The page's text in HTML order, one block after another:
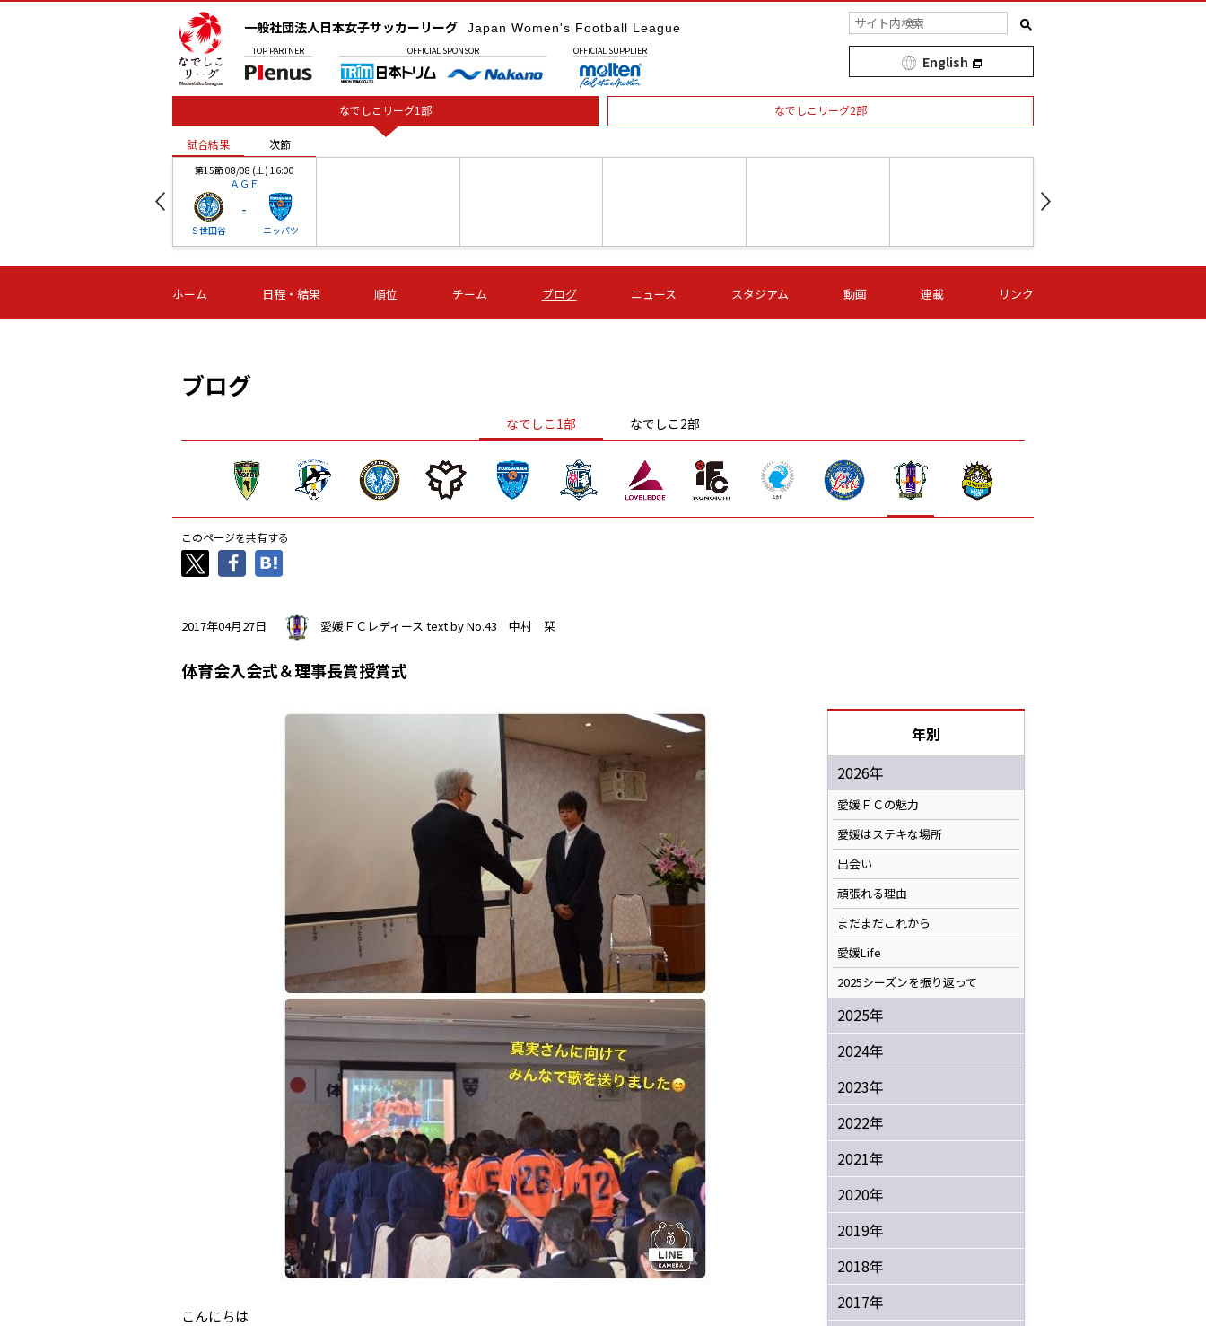
一般社団法人日本女子サッカーリーグ Japan Women's Football League
TOP PARTNER OFFICIAL SPONSOR OFFICIAL SUPPLIER
English
なでしこリーグ1部 なでしこリーグ2部
試合結果 次節
第15節 08/08 (土) 16:00
ＡＧＦ
Ｓ世田谷
-
ニッパツ
-
第16節 09/05 (土) 15:00
ニッパツ
-
第16節 09/05 (土) 15:00
石人の星
-
第16節 09/05 (土) 16:00
ＡＧＦ
-
いちご
-
第16節 09/06 (日) 15:00
-
第16節 09/06 (日) 15:00
- -
試合結果 次節
ホーム 日程・結果 順位 チーム ブログ ニュース スタジアム 動画 連載 リンク
ブログ
なでしこ1部 なでしこ2部
このページを共有する
2017年04月27日 愛媛ＦＣレディース text by No.43 中村 栞
体育会入会式＆理事長賞授賞式
こんにちは
年別
2026年
愛媛ＦＣの魅力
愛媛はステキな場所
出会い
頑張れる理由
まだまだこれから
愛媛Life
2025シーズンを振り返って
2025年
2024年
2023年
2022年
2021年
2020年
2019年
2018年
2017年